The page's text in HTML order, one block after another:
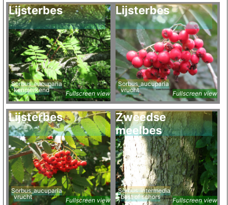
Lijsterbes
Sorbus_aucuparia
kenmerkend
Fullscreen view
Lijsterbes
Sorbus_aucuparia
vrucht
Fullscreen view
Lijsterbes
Sorbus_aucuparia
vrucht
Fullscreen view
Zweedse
meelbes
Sorbus_intermedia
bast of schors
Fullscreen view